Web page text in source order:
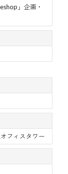
」企画・
フィスタワー